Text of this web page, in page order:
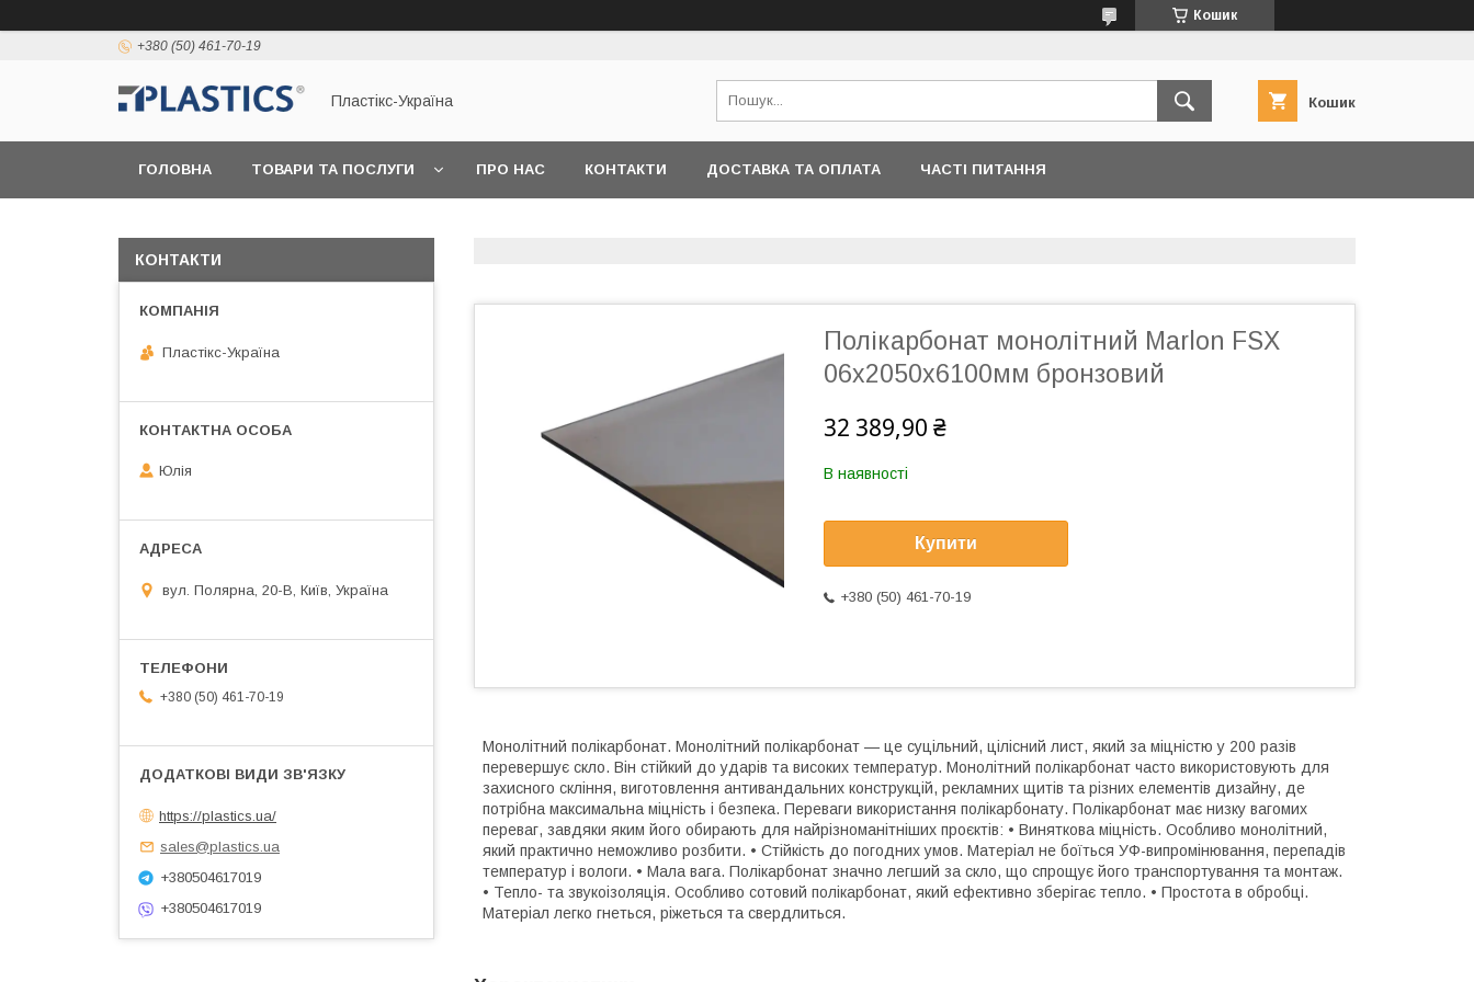
Кошик
+380 (50) 461-70-19
Пластікс-Україна Кошик
ГОЛОВНА ТОВАРИ ТА ПОСЛУГИ ПРО НАС КОНТАКТИ ДОСТАВКА ТА ОПЛАТА ЧАСТІ ПИТАННЯ
Полікарбонат монолітний Marlon FSX
06x2050x6100мм бронзовий
32 389,90 ₴
В наявності
Купити
+380 (50) 461-70-19
Монолітний полікарбонат. Монолітний полікарбонат — це суцільний, цілісний лист, який за міцністю у 200 разів
перевершує скло. Він стійкий до ударів та високих температур. Монолітний полікарбонат часто використовують для
захисного скління, виготовлення антивандальних конструкцій, рекламних щитів та різних елементів дизайну, де
потрібна максимальна міцність і безпека. Переваги використання полікарбонату. Полікарбонат має низку вагомих
переваг, завдяки яким його обирають для найрізноманітніших проєктів: • Виняткова міцність. Особливо монолітний,
який практично неможливо розбити. • Стійкість до погодних умов. Матеріал не боїться УФ-випромінювання, перепадів
температур і вологи. • Мала вага. Полікарбонат значно легший за скло, що спрощує його транспортування та монтаж.
• Тепло- та звукоізоляція. Особливо сотовий полікарбонат, який ефективно зберігає тепло. • Простота в обробці.
Матеріал легко гнеться, ріжеться та свердлиться.
КОНТАКТИ
Пластікс-Україна
Юлія
вул. Полярна, 20-В, Київ, Україна
+380 (50) 461-70-19
https://plastics.ua/
sales@plastics.ua
+380504617019
+380504617019